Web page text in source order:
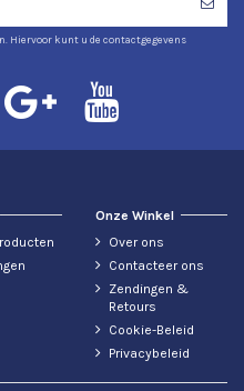
Hiervoor kunt u de contactgegevens
Onze Winkel
Over ons
Contacteer ons
Zendingen &
Retours
Cookie-Beleid
Privacybeleid